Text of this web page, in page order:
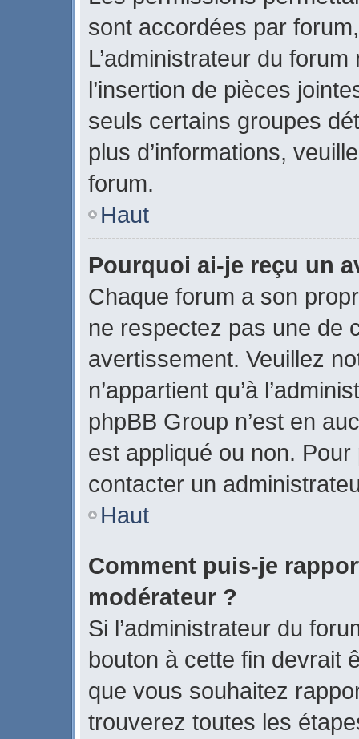
sont accordées par
L’administrateur du
l’insertion de pièces
seuls certains groupes
plus d’informations,
forum.
Haut
Pourquoi ai-je reçu un
Chaque forum a son
ne respectez pas une de
avertissement. Veuillez
n’appartient qu’à
phpBB Group n’est en
est appliqué ou non. Pour
contacter un
Haut
Comment puis-je
modérateur ?
Si l’administrateur du
bouton à cette fin devrait
que vous souhaitez
trouverez toutes les